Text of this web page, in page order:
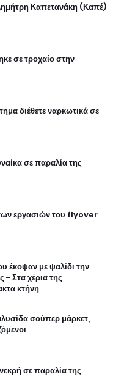
Καπετανάκη (Καπέ)
σε τροχαίο στην
διέθετε ναρκωτικά σε
σε παραλία της
εργασιών του flyover
έκοψαν με ψαλίδι την
Στα χέρια της
κτήνη
σούπερ μάρκετ,
σε παραλία της